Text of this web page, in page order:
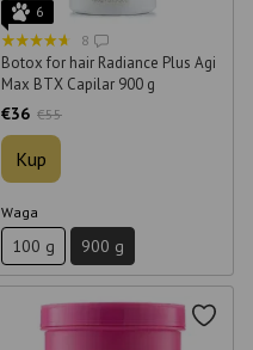
6
8
Botox for hair Radiance Plus Agi
Max BTX Capilar 900 g
€36 €55
Kup
Waga
100 g 900 g